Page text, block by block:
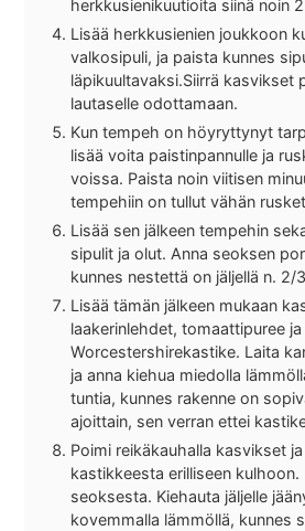
herkkusienikuutioita siinä noin
Lisää herkkusienien joukkoon
valkosipuli, ja paista kunnes
läpikuultavaksi.Siirrä kasvikset
lautaselle odottamaan.
Kun tempeh on höyryttynyt
lisää voita paistinpannulle ja
voissa. Paista noin viitisen
tempehiin on tullut vähän
Lisää sen jälkeen tempehin
sipulit ja olut. Anna seoksen
kunnes nestettä on jäljellä n. 2/
Lisää tämän jälkeen mukaan
laakerinlehdet, tomaattipuree ja
Worcestershirekastike. Laita
ja anna kiehua miedolla
tuntia, kunnes rakenne on
ajoittain, sen verran ettei
Poimi reikäkauhalla kasvikset
kastikkeesta erilliseen
seoksesta. Kiehauta jäljelle
kovemmalla lämmöllä, kunnes